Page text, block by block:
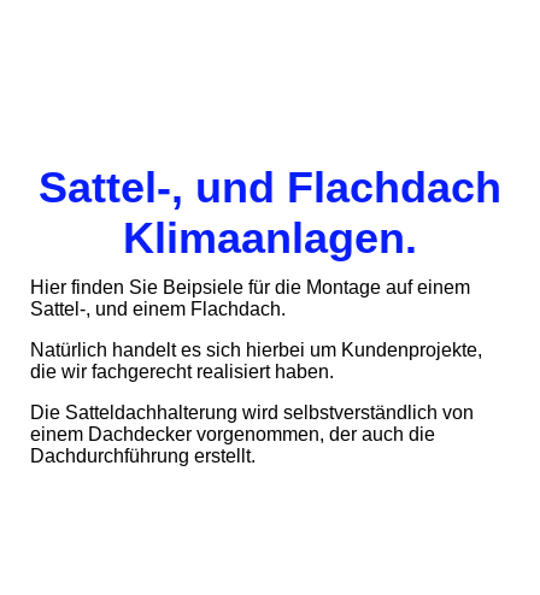
Sattel-, und Flachdach
Klimaanlagen.
Hier finden Sie Beipsiele für die Montage auf einem
Sattel-, und einem Flachdach.
Natürlich handelt es sich hierbei um Kundenprojekte,
die wir fachgerecht realisiert haben.
Die Satteldachhalterung wird selbstverständlich von
einem Dachdecker vorgenommen, der auch die
Dachdurchführung erstellt.